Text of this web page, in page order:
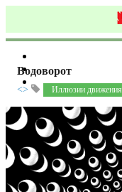
Водоворот
<> Иллюзии движения